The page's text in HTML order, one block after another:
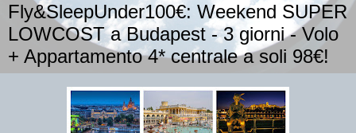
Fly&SleepUnder100€: Weekend SUPER
LOWCOST a Budapest - 3 giorni - Volo
+ Appartamento 4* centrale a soli 98€!